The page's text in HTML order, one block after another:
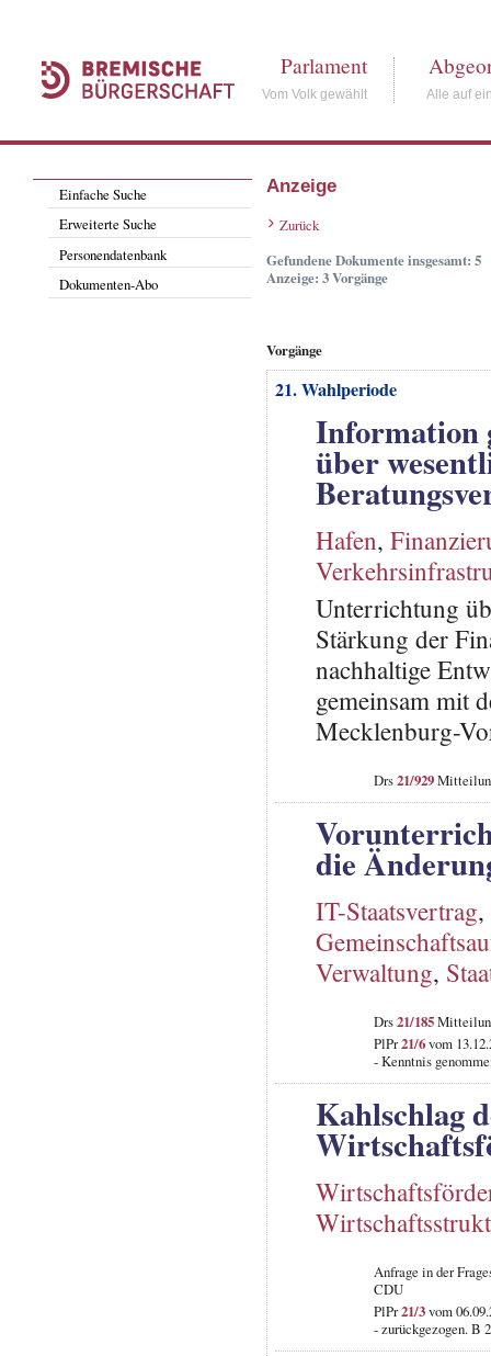
Parlament
Vom Volk gewählt Alle auf
Einfache Suche
Erweiterte Suche
Personendatenbank
Dokumenten-Abo
Anzeige
Zurück
Gefundene Dokumente insgesamt: 5
Anzeige: 3 Vorgänge
Vorgänge
21. Wahlperiode
Information
über
Hafen,
Unterrichtung
Stärkung der
nachhaltige
gemeinsam mit
Mecklenburg-
Drs21/929
die
IT-Staatsvertrag,
Verwaltung,
Drs21/185
PlPr21/6vom
- Kenntnis
Kahlschlag
Anfrage in der
CDU
PlPr21/3vom
- zurückgezogen. B